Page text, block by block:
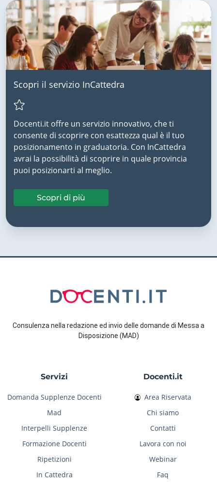
Scopri il servizio InCattedra
Docenti.it offre un servizio innovativo, che ti
consente di scoprire con esattezza qual è il tuo
posizionamento in graduatoria. Con InCattedra
avrai la possibilità di scoprire in quale provincia
puoi posizionarti al meglio.
Scopri di più
Consulenza nella redazione ed invio delle domande di Messa a
Disposizione (MAD)
Servizi
Domanda Supplenze Docenti
Mad
Interpelli Supplenze
Formazione Docenti
Ripetizioni
In Cattedra
Docenti.it
Area Riservata
Chi siamo
Contatti
Lavora con noi
Webinar
Faq